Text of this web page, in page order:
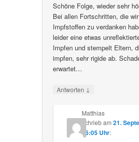
Schöne Folge, wieder sehr
Bei allen Fortschritten, die
Impfstoffen zu verdanken
leider eine etwas
Impfen und stempelt Eltern,
impfen, sehr rigide ab.
erwartet…
Antworten ↓
Matthias
schriebam 21.
16:05 Uhr: